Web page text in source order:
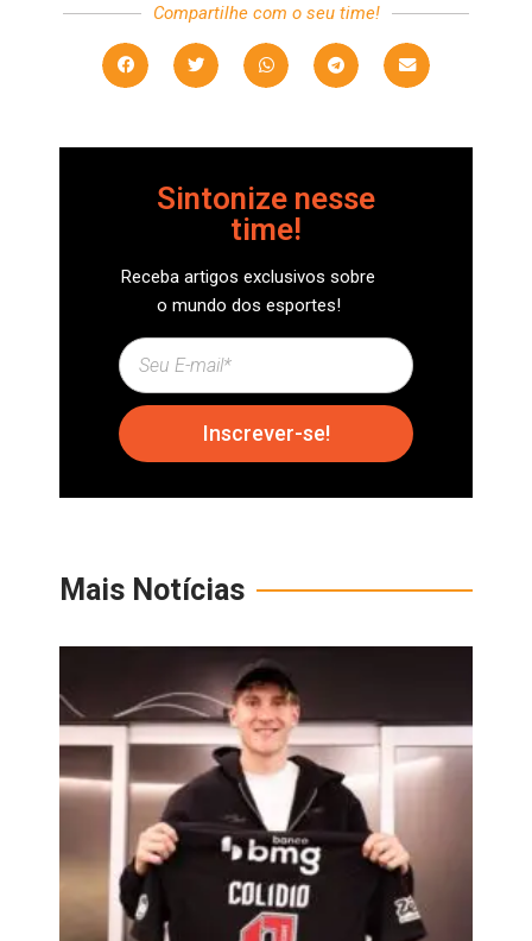
Compartilhe com o seu time!
Sintonize nesse
time!
Receba artigos exclusivos sobre
o mundo dos esportes!
Inscrever-se!
Mais Notícias